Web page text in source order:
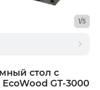
стол с
GT-3000
1/5